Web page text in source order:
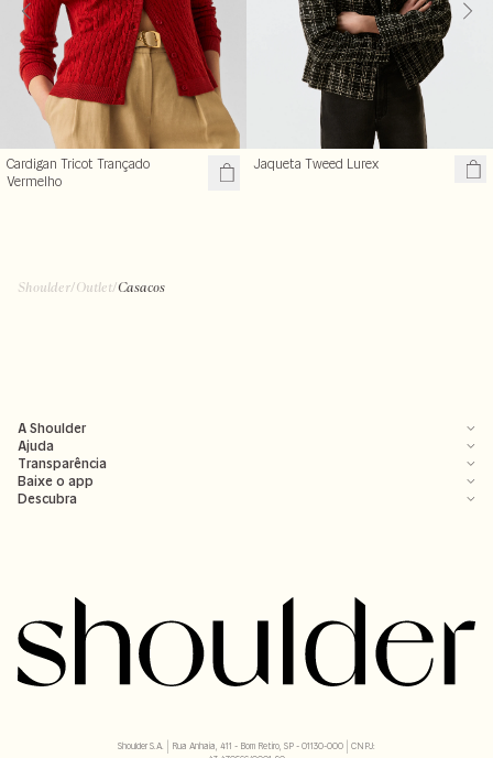
Cardigan Tricot Trançado
Vermelho
Jaqueta Tweed Lurex
Shoulder/Outlet/Casacos
A Shoulder
Ajuda
Transparência
Baixe o app
Descubra
Shoulder S.A. | Rua Anhaia, 411 - Bom Retiro, SP - 01130-000 | CNPJ: